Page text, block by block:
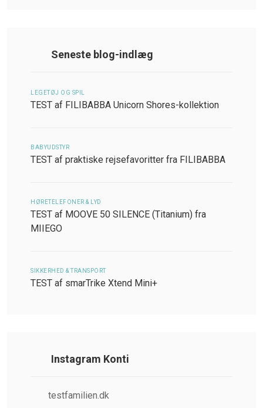
Seneste blog-indlæg
LEGETØJ OG SPIL
TEST af FILIBABBA Unicorn Shores-kollektion
BABYUDSTYR
TEST af praktiske rejsefavoritter fra FILIBABBA
HØRETELEFONER & LYD
TEST af MOOVE 50 SILENCE (Titanium) fra
MIIEGO
SIKKERHED & TRANSPORT
TEST af smarTrike Xtend Mini+
Instagram Konti
testfamilien.dk